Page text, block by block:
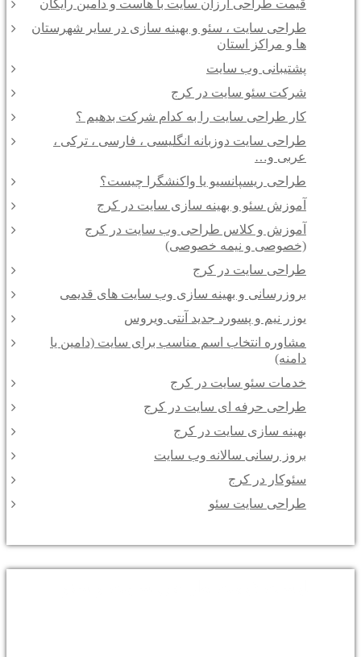
قیمت طراحی ارزان سایت با هاست و دامین رایگان
طراحی سایت ، سئو و بهینه سازی در سایر شهرستان
ها و مراکز استان
پشتیبانی وب سایت
شرکت سئو سایت در کرج
کار طراحی سایت را به کدام شرکت بدهیم ؟
طراحی سایت دوزبانه انگلیسی ، فارسی ، ترکی ،
عربی و…
طراحی ریسپانسیو یا واکنشگرا چیست؟
آموزش سئو و بهینه سازی سایت در کرج
آموزش و کلاس طراحی وب سایت در کرج
(خصوصی و نیمه خصوصی)
طراحی سایت در کرج
بروزرسانی و بهینه سازی وب سایت های قدیمی
یوزر نیم و پسورد جدید آنتی ویروس
مشاوره انتخاب اسم مناسب برای سایت (دامین یا
دامنه)
خدمات سئو سایت در کرج
طراحی حرفه ای سایت در کرج
بهینه سازی سایت در کرج
بروز رسانی سالانه وب سایت
سئوکار در کرج
طراحی سایت سئو